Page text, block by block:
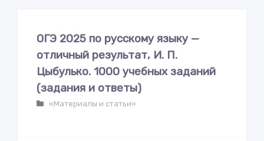
ОГЭ 2025 по русскому языку —
отличный результат, И. П.
Цыбулько. 1000 учебных заданий
(задания и ответы)
«Материалы и статьи»